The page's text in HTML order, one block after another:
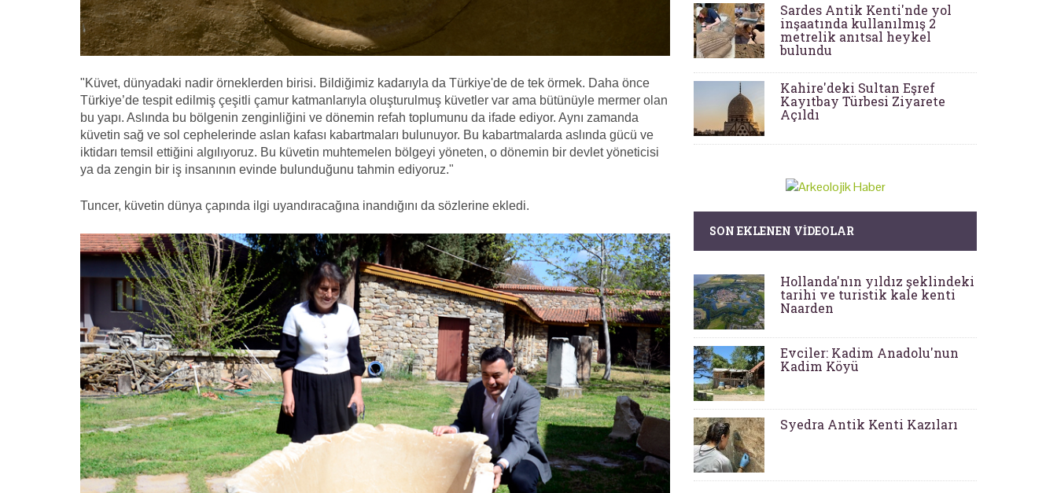
"Küvet, dünyadaki nadir örneklerden birisi. Bildiğimiz kadarıyla da Türkiye'de de tek örmek. Daha önce
Türkiye’de tespit edilmiş çeşitli çamur katmanlarıyla oluşturulmuş küvetler var ama bütünüyle mermer olan
bu yapı. Aslında bu bölgenin zenginliğini ve dönemin refah toplumunu da ifade ediyor. Aynı zamanda
küvetin sağ ve sol cephelerinde aslan kafası kabartmaları bulunuyor. Bu kabartmalarda aslında gücü ve
iktidarı temsil ettiğini algılıyoruz. Bu küvetin muhtemelen bölgeyi yöneten, o dönemin bir devlet yöneticisi
ya da zengin bir iş insanının evinde bulunduğunu tahmin ediyoruz."
Tuncer, küvetin dünya çapında ilgi uyandıracağına inandığını da sözlerine ekledi.
Sardes Antik Kenti'nde yol
inşaatında kullanılmış 2
metrelik anıtsal heykel
bulundu
Kahire'deki Sultan Eşref
Kayıtbay Türbesi Ziyarete
Açıldı
SON EKLENEN VIDEOLAR
Hollanda'nın yıldız şeklindeki
tarihi ve turistik kale kenti
Naarden
Evciler: Kadim Anadolu'nun
Kadim Köyü
Syedra Antik Kenti Kazıları